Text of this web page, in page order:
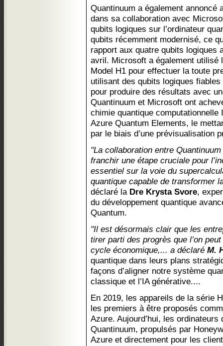
Quantinuum a également annoncé
dans sa collaboration avec
qubits logiques sur l’ordinateur
qubits récemment modernisé, ce
rapport aux quatre qubits logiques
avril. Microsoft a également utilisé
Model H1 pour effectuer la toute
utilisant des qubits logiques fiables
pour produire des résultats avec
Quantinuum et Microsoft ont
chimie quantique
Azure Quantum Elements, le
par le biais d’une prévisualisation
"La collaboration entre
franchir une étape cruciale pour
essentiel sur la voie du
quantique capable de transformer
déclaré la Dre Krysta Svore,
du développement quantique
Quantum.
"Il est désormais clair que les
tirer parti des progrès que l’on
cycle économique,... a déclaré M.
quantique dans leurs plans
façons d’aligner notre système
classique et l’IA générative....
En 2019, les appareils de la série
les premiers à être proposés
Azure. Aujourd’hui, les ordinateurs
Quantinuum, propulsés par
Azure et directement pour les